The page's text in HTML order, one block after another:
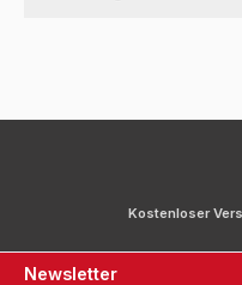
Kostenloser
Newsletter